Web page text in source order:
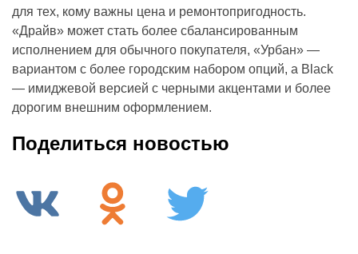
для тех, кому важны цена и ремонтопригодность.
«Драйв» может стать более сбалансированным
исполнением для обычного покупателя, «Урбан» —
вариантом с более городским набором опций, а Black
— имиджевой версией с черными акцентами и более
дорогим внешним оформлением.
Поделиться новостью